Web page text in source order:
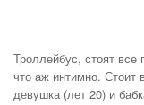
Троллейбус, стоят все
что аж интимно. Стоит
девушка (лет 20) и